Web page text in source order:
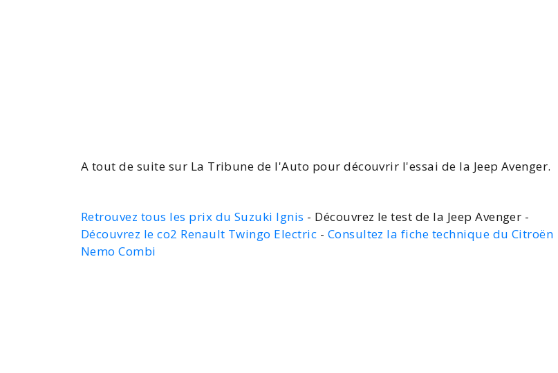
A tout de suite sur La Tribune de l'Auto pour découvrir l'essai de la Jeep Avenger.
Retrouvez tous les prix du Suzuki Ignis - Découvrez le test de la Jeep Avenger -
Découvrez le co2 Renault Twingo Electric - Consultez la fiche technique du Citroën
Nemo Combi